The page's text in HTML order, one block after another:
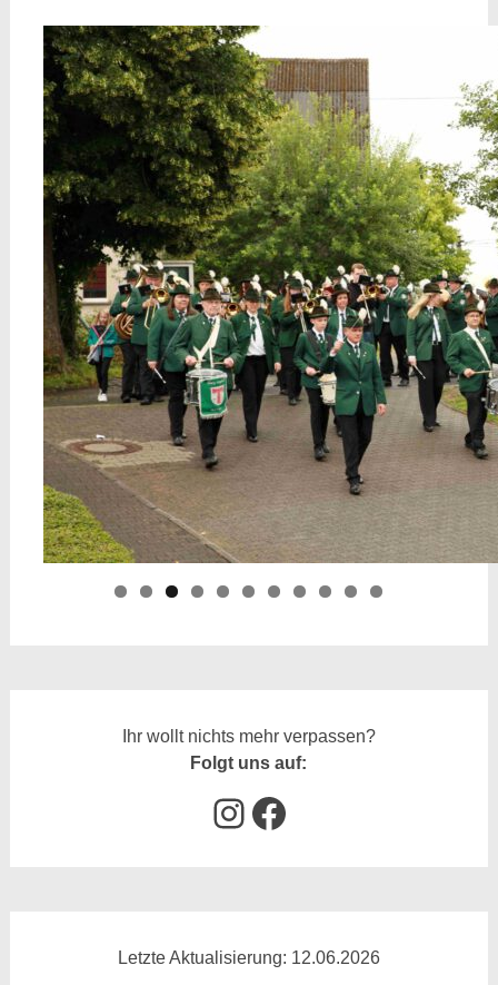
Ihr wollt nichts mehr verpassen?
Folgt uns auf:
Instagram
Facebook
Letzte Aktualisierung: 12.06.2026